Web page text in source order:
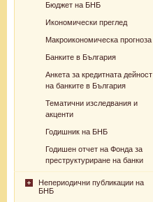
Бюджет на БНБ
Икономически преглед
Макроикономическа прогноза
Банките в България
Анкета за кредитната дейност
на банките в България
Тематични изследвания и
акценти
Годишник на БНБ
Годишен отчет на Фонда за
преструктуриране на банки
Непериодични публикации на
БНБ